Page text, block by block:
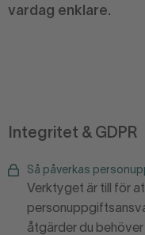
vardag enklare.
Integritet & GDPR
Så påverkas
Verktyget är till för
åtgärder du